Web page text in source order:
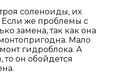
соленоиды, их
же проблемы с
замена, так как она
Мало
гидроблока. А
то он обойдется